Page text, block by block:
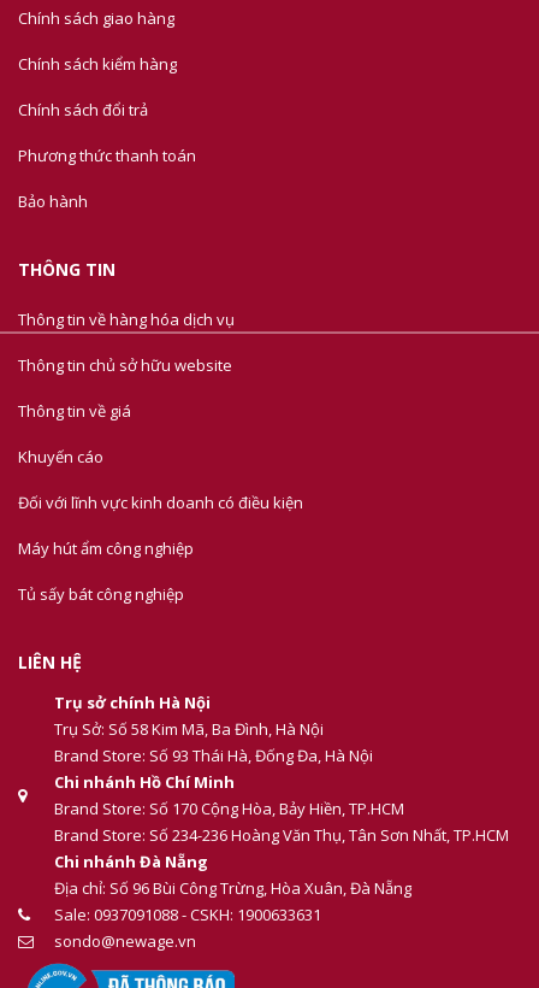
Chính sách giao hàng
Chính sách kiểm hàng
Chính sách đổi trả
Phương thức thanh toán
Bảo hành
THÔNG TIN
Thông tin về hàng hóa dịch vụ
Thông tin chủ sở hữu website
Thông tin về giá
Khuyến cáo
Đối với lĩnh vực kinh doanh có điều kiện
Máy hút ẩm công nghiệp
Tủ sấy bát công nghiệp
LIÊN HỆ
Trụ sở chính Hà Nội
Trụ Sở: Số 58 Kim Mã, Ba Đình, Hà Nội
Brand Store: Số 93 Thái Hà, Đống Đa, Hà Nội
Chi nhánh Hồ Chí Minh
Brand Store: Số 170 Cộng Hòa, Bảy Hiền, TP.HCM
Brand Store: Số 234-236 Hoàng Văn Thụ, Tân Sơn Nhất, TP.HCM
Chi nhánh Đà Nẵng
Địa chỉ: Số 96 Bùi Công Trừng, Hòa Xuân, Đà Nẵng
Sale: 0937091088 - CSKH: 1900633631
sondo@newage.vn